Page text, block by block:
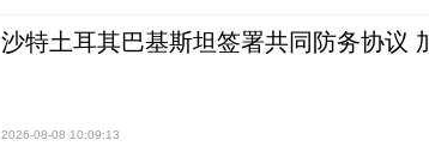
沙特土耳其巴基斯坦签署共同防务协议
2026-08-08 10:09:13